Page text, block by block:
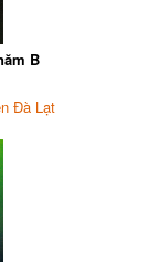
B
Đà Lạt